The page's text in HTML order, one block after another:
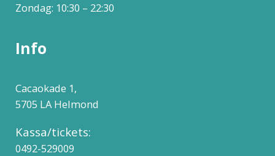
Zondag: 10:30 – 22:30
Info
Cacaokade 1,
5705 LA Helmond
Kassa/tickets:
0492-529009